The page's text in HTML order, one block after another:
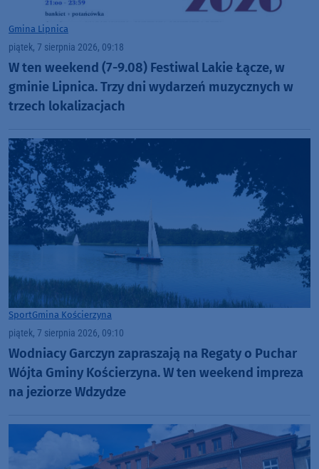
Gmina Lipnica
piątek, 7 sierpnia 2026, 09:18
W ten weekend (7-9.08) Festiwal Lakie Łącze, w
gminie Lipnica. Trzy dni wydarzeń muzycznych w
trzech lokalizacjach
SportGmina Kościerzyna
piątek, 7 sierpnia 2026, 09:10
Wodniacy Garczyn zapraszają na Regaty o Puchar
Wójta Gminy Kościerzyna. W ten weekend impreza
na jeziorze Wdzydze